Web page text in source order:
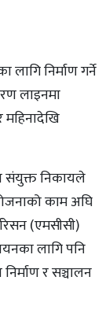
लागि निर्माण गर्ने
लाइनमा
महिनादेखि
संयुक्त निकायले
काम अघि
(एमसीसी)
लागि पनि
र सञ्चालन